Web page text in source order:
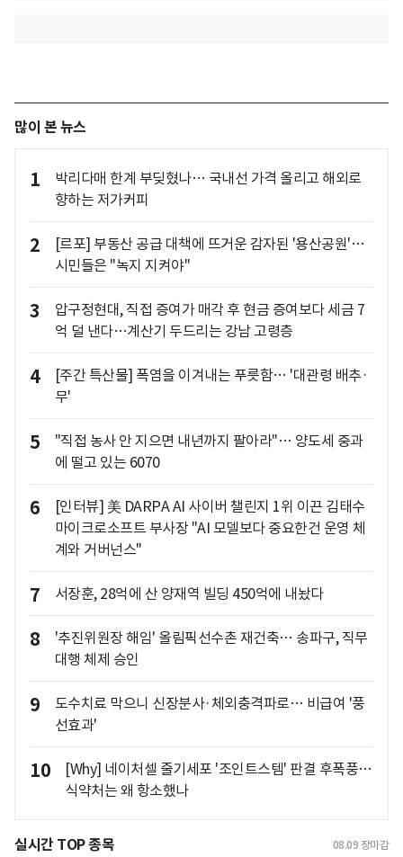
많이 본 뉴스
1
박리다매 한계 부딪혔나… 국내선 가격 올리고 해외로
향하는 저가커피
2
[르포] 부동산 공급 대책에 뜨거운 감자된 '용산공원'…
시민들은 "녹지 지켜야"
3
압구정현대, 직접 증여가 매각 후 현금 증여보다 세금 7
억 덜 낸다…계산기 두드리는 강남 고령층
4
[주간 특산물] 폭염을 이겨내는 푸릇함… '대관령 배추·
무'
5
"직접 농사 안 지으면 내년까지 팔아라"… 양도세 중과
에 떨고 있는 6070
6
[인터뷰] 美 DARPA AI 사이버 챌린지 1위 이끈 김태수
마이크로소프트 부사장 "AI 모델보다 중요한건 운영 체
계와 거버넌스"
7 서장훈, 28억에 산 양재역 빌딩 450억에 내놨다
8
'추진위원장 해임' 올림픽선수촌 재건축… 송파구, 직무
대행 체제 승인
9
도수치료 막으니 신장분사·체외충격파로… 비급여 '풍
선효과'
10
[Why] 네이처셀 줄기세포 '조인트스템' 판결 후폭풍…
식약처는 왜 항소했나
실시간 TOP 종목 08.09 장마감